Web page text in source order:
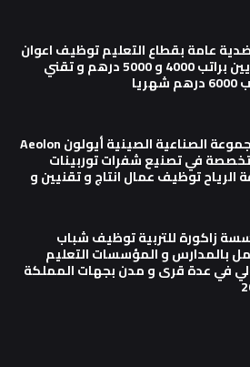
عامة بقطاع التعليم توظيف اعوان
اداريين براتب 4000 و 5000 درهم و تقني
المجموعة الصناعية الصينية أيولون Aeolon
في تصنيع شفرات توربينات
الرياح توظيف عمال انتاج و تقنيين و
زاكورة للتربية توظيف شباب
بالمدارس و المؤسسات التعليم
في عدة قرى و مدن بجهات المملكة